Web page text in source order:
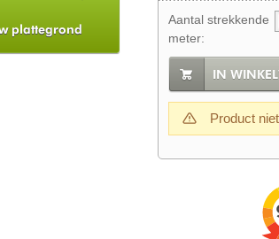
plattegrond
Aantal strekkende
meter:
IN
Product